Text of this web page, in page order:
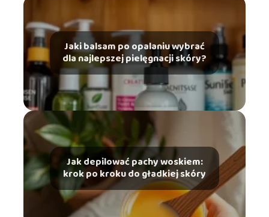
Jaki balsam po opalaniu wybrać
dla najlepszej pielęgnacji skóry?
Jak depilować pachy woskiem:
krok po kroku do gładkiej skóry